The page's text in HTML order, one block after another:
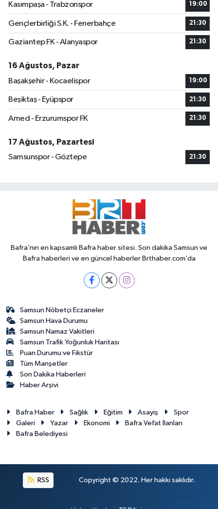
Kasımpaşa - Trabzonspor 19:00
Gençlerbirliği S.K. - Fenerbahçe 21:30
Gaziantep FK - Alanyaspor 21:30
16 Ağustos, Pazar
Başakşehir - Kocaelispor
19:00
Beşiktaş - Eyüpspor 21:30
Amed - Erzurumspor FK 21:30
17 Ağustos, Pazartesi
Samsunspor - Göztepe
21:30
Bafra’nın en kapsamlı Bafra haber sitesi. Son dakika Samsun ve
Bafra haberleri ve en güncel haberler Brthaber.com’da
Samsun Nöbetçi Eczaneler
Samsun Hava Durumu
Samsun Namaz Vakitleri
Samsun Trafik Yoğunluk Haritası
Puan Durumu ve Fikstür
Tüm Manşetler
Son Dakika Haberleri
Haber Arşivi
Bafra Haber Sağlık Eğitim Asayiş
Spor
Galeri
Yazar Ekonomi
Bafra Vefat İlanları
Bafra Belediyesi
RSS Copyright © 2022. Her hakkı saklıdır.